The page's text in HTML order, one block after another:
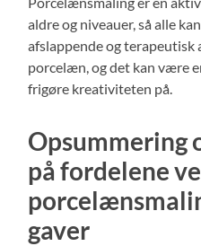
aldre og niveauer, så alle
afslappende og terapeutisk
porcelæn, og det kan være
frigøre kreativiteten på.
Opsummering
på fordelene
gaver